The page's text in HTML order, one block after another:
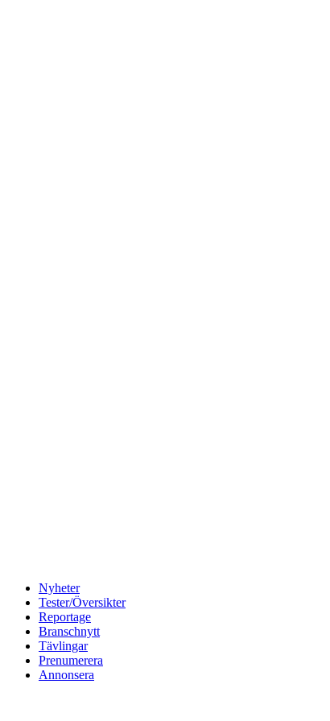
Nyheter
Tester/Översikter
Reportage
Branschnytt
Tävlingar
Prenumerera
Annonsera